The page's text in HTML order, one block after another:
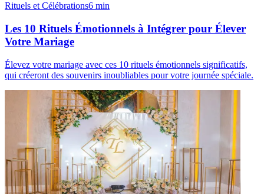
Rituels et Célébrations6 min
Les 10 Rituels Émotionnels à Intégrer pour Élever
Votre Mariage
Élevez votre mariage avec ces 10 rituels émotionnels significatifs,
qui créeront des souvenirs inoubliables pour votre journée spéciale.